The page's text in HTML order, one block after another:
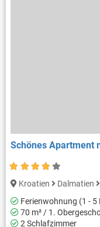
Schönes Apartment
Kroatien Dalmatien
Ferienwohnung (1 - 5
70 m² / 1.
2 Schlafzimmer